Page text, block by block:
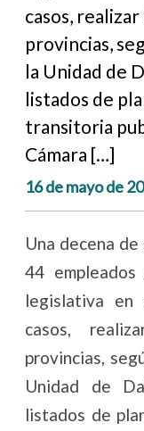
casos,
provincias,
la Unidad de
listados de
transitoria
Cámara […]
16 de mayo de
Una decena
44
legislativa en
casos,
provincias,
Unidad de
listados de